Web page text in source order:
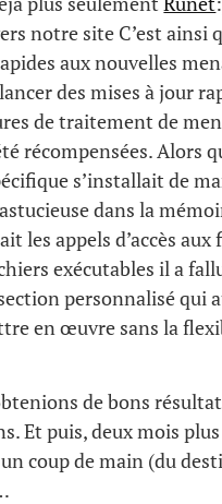
notre site C’est ainsi
aux nouvelles
des mises à jour
de traitement de
récompensées. Alors
s’installait de
dans la
les appels d’accès aux
exécutables il a
personnalisé qui
en œuvre sans la
de bons
Et puis, deux mois
coup de main (du